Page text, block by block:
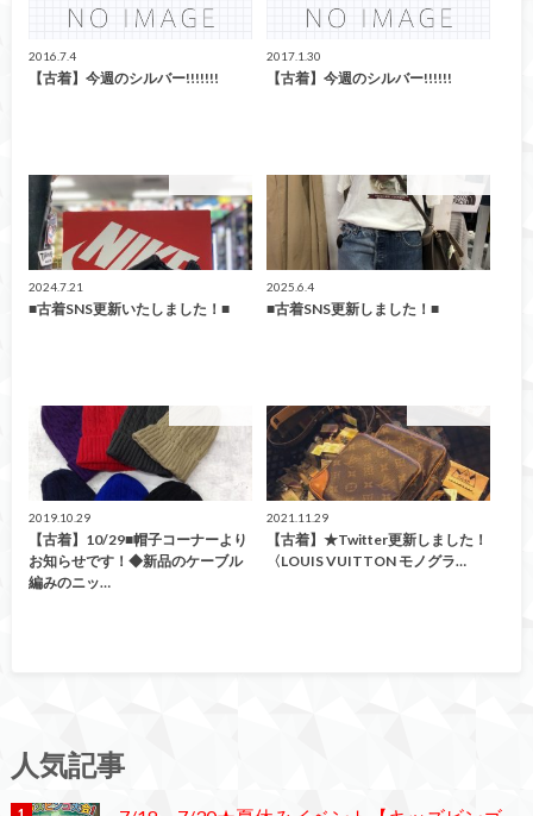
2016.7.4
【古着】今週のシルバー!!!!!!!
2017.1.30
【古着】今週のシルバー!!!!!!
2024.7.21
■古着SNS更新いたしました！■
2025.6.4
■古着SNS更新しました！■
2019.10.29
【古着】10/29■帽子コーナーより
お知らせです！◆新品のケーブル
編みのニッ…
2021.11.29
【古着】★Twitter更新しました！
〈LOUIS VUITTON モノグラ…
人気記事